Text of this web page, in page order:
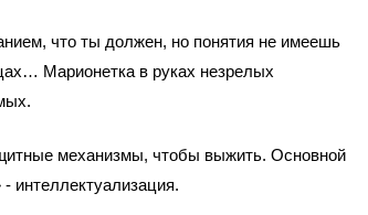
что ты должен, но понятия не имеешь
Марионетка в руках незрелых
механизмы, чтобы выжить. Основной
интеллектуализация.